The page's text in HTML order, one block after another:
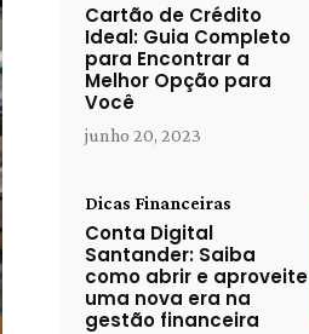
Cartão de Crédito
Ideal: Guia Completo
para Encontrar a
Melhor Opção para
Você
junho 20, 2023
Dicas Financeiras
Conta Digital
Santander: Saiba
como abrir e aproveite
uma nova era na
gestão financeira